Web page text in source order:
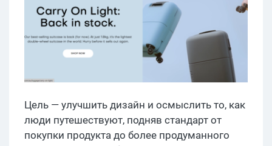
Цель — улучшить дизайн и осмыслить то, как
люди путешествуют, подняв стандарт от
покупки продукта до более продуманного